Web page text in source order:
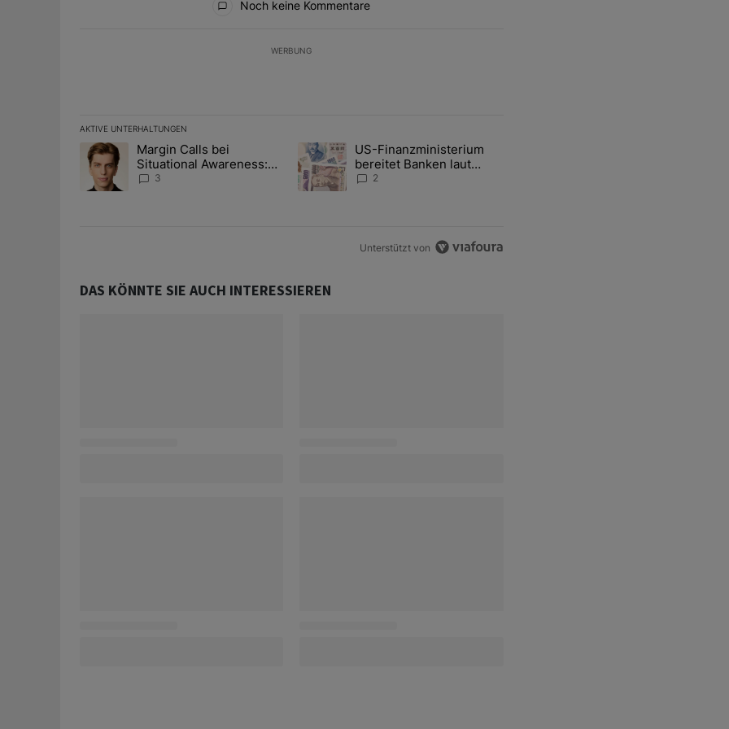
Noch keine Kommentare
WERBUNG
AKTIVE UNTERHALTUNGEN
Das Folgende ist eine Liste der am meisten kommentierten Artikel der letzten 7 days.
Ein Trendartikel mit dem Titel "Margin Calls bei Situational Awareness: Alles über den Retter-Deal" mit 3 kommentare.
Margin Calls bei
Situational Awareness:
Alles über den Retter-
3
Ein Trendartikel mit dem Titel "US-Finanzministerium bereitet Banken laut
US-Finanzministerium
bereitet Banken laut
Insider auf eventuelle
2
Unterstützt von
DAS KÖNNTE SIE AUCH INTERESSIEREN